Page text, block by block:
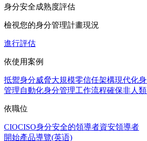
身分安全成熟度評估
檢視您的身分管理計畫現況
進行評估
依使用案例
抵禦身分威脅大規模零信任架構現代化
管理自動化身分管理工作流程確保非人
依職位
CIOCISO身分安全的領導者資安領導者
開始產品導覽(英语)